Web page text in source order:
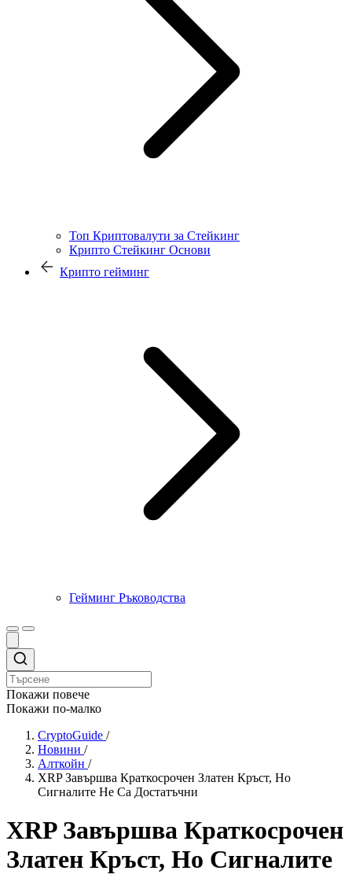
Топ Криптовалути за Стейкинг
Крипто Стейкинг Основи
Крипто гейминг
Гейминг Ръководства
Покажи повече
Покажи по-малко
CryptoGuide /
Новини /
Алткойн /
XRP Завършва Краткосрочен Златен Кръст, Но
Сигналите Не Са Достатъчни
XRP Завършва Краткосрочен
Златен Кръст, Но Сигналите